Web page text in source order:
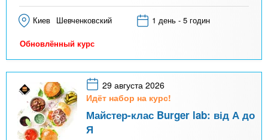
Киев Шевченковский 1 день - 5 годин
Обновлённый курс
29 августа 2026
Идёт набор на курс!
Майстер-клас Burger lab: від А до
Я